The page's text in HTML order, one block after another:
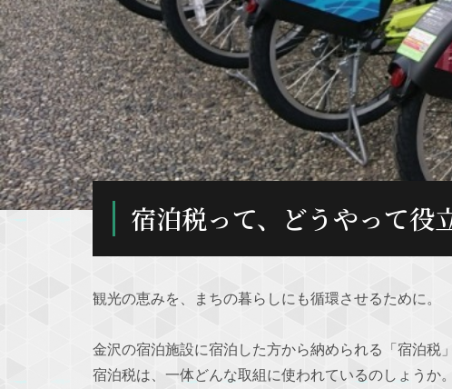
宿泊税って、どうやって役
観光の恵みを、まちの暮らしにも循環させるために。
金沢の宿泊施設に宿泊した方から納められる「宿泊税
宿泊税は、一体どんな取組に使われているのしょうか。